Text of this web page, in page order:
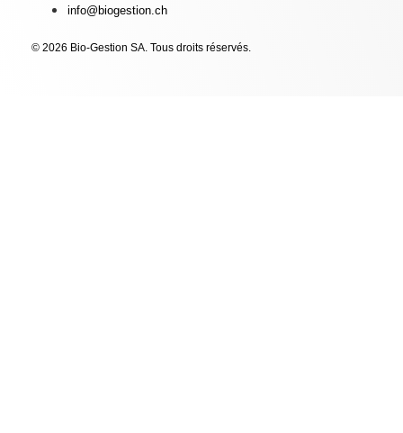
info@biogestion.ch
© 2026 Bio-Gestion SA. Tous droits réservés.